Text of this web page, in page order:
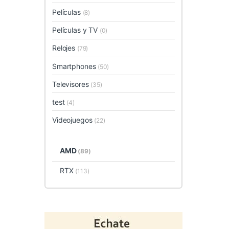
Películas (8)
Películas y TV (0)
Relojes (79)
Smartphones (50)
Televisores (35)
test (4)
Videojuegos (22)
AMD (89)
RTX (113)